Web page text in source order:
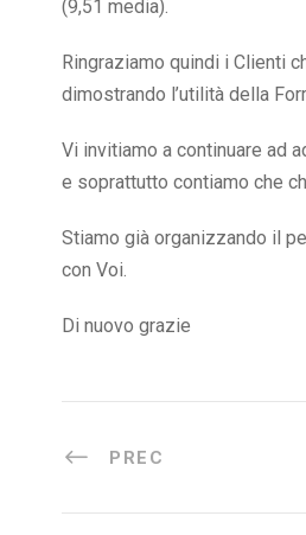
(9,51 media).
Ringraziamo quindi i Clienti
dimostrando l’utilità della
Vi invitiamo a continuare ad
e soprattutto contiamo che
Stiamo già organizzando il
con Voi.
Di nuovo grazie
PREC